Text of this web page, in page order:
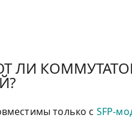
ЛИ
только с SFP-